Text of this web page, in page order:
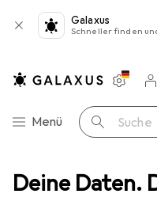
Deine Daten.
Galaxus
Schneller finden
Navigation nach Kategorien
Menü Suche
Merklisten
up Teint Foundation